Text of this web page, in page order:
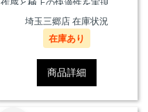
作感と極上の快適性を実現。
埼玉三郷店 在庫状況
在庫あり
商品詳細